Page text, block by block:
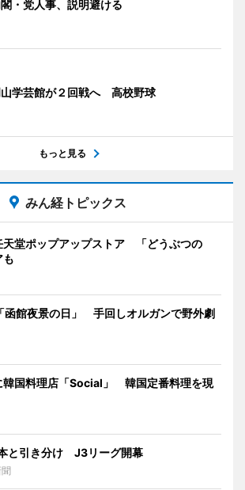
・党人事、説明避ける
学芸館が２回戦へ 高校野球
もっと見る
みん経トピックス
天堂ポップアップストア 「どうぶつの
も
函館夜景の日」 手回しオルガンで野外劇
韓国料理店「Social」 韓国定番料理を現
と引き分け J3リーグ開幕